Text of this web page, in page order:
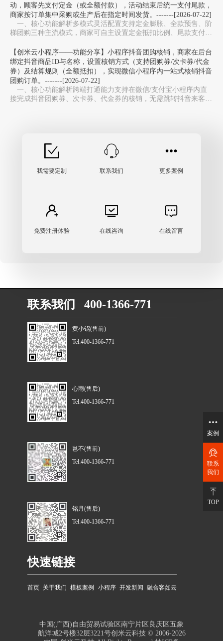
动，顾客先支付定金（或全额付款），活动结束后统一支付尾款，
商家按订单集中采购或生产后在指定时间发货。-------[2026-07-22]
一、核心功能解析多模式灵活配置‌支持定金膨胀、全款预售、阶
梯团购三种主流模式，商家可自主设置定金抵扣比例、尾款支付周
【创米云小程序——功能分享】小程序抖音团购核销，商家在后台
绑定抖音商品ID与名称，设置核销方式（支持团购券/次卡券/代金
券）及结算规则（全额抵扣），实现微信小程序内一站式核销抖音
团购订单。-------[2026-07-22]
一、核心功能解析跨端打通能力‌支持在微信/支付宝小程序内直
接完成抖音团购券、次卡券、代金券的核销，无需跳转抖音来客
我需要定制 联系我们 更多案例
免费注册体验 在线咨询 在线留言
快速链接
首页 关于我们 模板案例 小程序 开发新闻 融合客如云
联系我们 400-1366-771
黄小锅(售前)
Tel:400-1366-771
心雨(售后)
Tel:400-1366-771
岂不(售前)
Tel:400-1366-771
铭月(售后)
Tel:400-1366-771
中国(广西)自由贸易试验区南宁片区良庆区五象
航洋城2号楼32层3221号创米云科技 © 2006-2026
案例
联系
我们
TOP